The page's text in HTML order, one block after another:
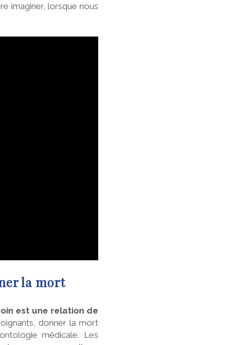
imaginer, lorsque nous
la mort
est une relation de
donner la mort
médicale. Les